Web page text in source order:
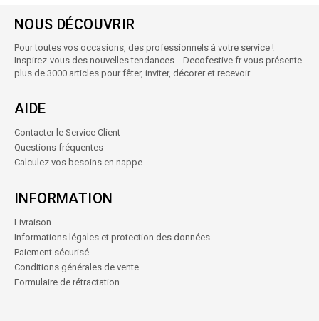
NOUS DÉCOUVRIR
Pour toutes vos occasions, des professionnels à votre service !
Inspirez-vous des nouvelles tendances… Decofestive.fr vous présente
plus de 3000 articles pour fêter, inviter, décorer et recevoir …
AIDE
Contacter le Service Client
Questions fréquentes
Calculez vos besoins en nappe
INFORMATION
Livraison
Informations légales et protection des données
Paiement sécurisé
Conditions générales de vente
Formulaire de rétractation